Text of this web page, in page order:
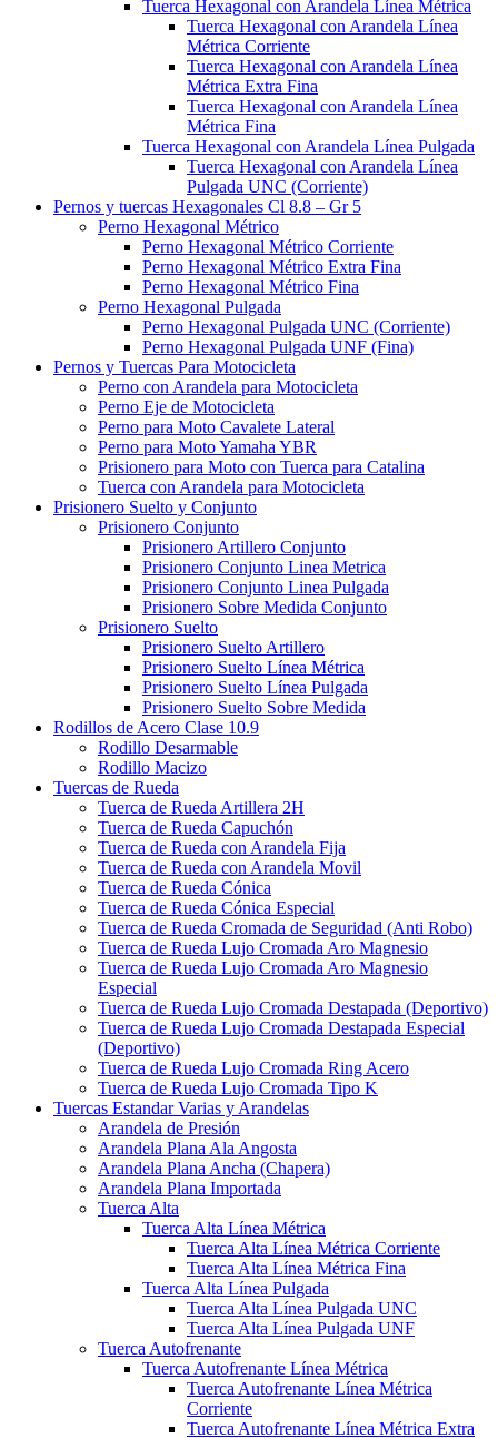
Tuerca Hexagonal con Arandela Línea Métrica
Tuerca Hexagonal con Arandela Línea
Métrica Corriente
Tuerca Hexagonal con Arandela Línea
Métrica Extra Fina
Tuerca Hexagonal con Arandela Línea
Métrica Fina
Tuerca Hexagonal con Arandela Línea Pulgada
Tuerca Hexagonal con Arandela Línea
Pulgada UNC (Corriente)
Pernos y tuercas Hexagonales Cl 8.8 – Gr 5
Perno Hexagonal Métrico
Perno Hexagonal Métrico Corriente
Perno Hexagonal Métrico Extra Fina
Perno Hexagonal Métrico Fina
Perno Hexagonal Pulgada
Perno Hexagonal Pulgada UNC (Corriente)
Perno Hexagonal Pulgada UNF (Fina)
Pernos y Tuercas Para Motocicleta
Perno con Arandela para Motocicleta
Perno Eje de Motocicleta
Perno para Moto Cavalete Lateral
Perno para Moto Yamaha YBR
Prisionero para Moto con Tuerca para Catalina
Tuerca con Arandela para Motocicleta
Prisionero Suelto y Conjunto
Prisionero Conjunto
Prisionero Artillero Conjunto
Prisionero Conjunto Linea Metrica
Prisionero Conjunto Linea Pulgada
Prisionero Sobre Medida Conjunto
Prisionero Suelto
Prisionero Suelto Artillero
Prisionero Suelto Línea Métrica
Prisionero Suelto Línea Pulgada
Prisionero Suelto Sobre Medida
Rodillos de Acero Clase 10.9
Rodillo Desarmable
Rodillo Macizo
Tuercas de Rueda
Tuerca de Rueda Artillera 2H
Tuerca de Rueda Capuchón
Tuerca de Rueda con Arandela Fija
Tuerca de Rueda con Arandela Movil
Tuerca de Rueda Cónica
Tuerca de Rueda Cónica Especial
Tuerca de Rueda Cromada de Seguridad (Anti Robo)
Tuerca de Rueda Lujo Cromada Aro Magnesio
Tuerca de Rueda Lujo Cromada Aro Magnesio
Especial
Tuerca de Rueda Lujo Cromada Destapada (Deportivo)
Tuerca de Rueda Lujo Cromada Destapada Especial
(Deportivo)
Tuerca de Rueda Lujo Cromada Ring Acero
Tuerca de Rueda Lujo Cromada Tipo K
Tuercas Estandar Varias y Arandelas
Arandela de Presión
Arandela Plana Ala Angosta
Arandela Plana Ancha (Chapera)
Arandela Plana Importada
Tuerca Alta
Tuerca Alta Línea Métrica
Tuerca Alta Línea Métrica Corriente
Tuerca Alta Línea Métrica Fina
Tuerca Alta Línea Pulgada
Tuerca Alta Línea Pulgada UNC
Tuerca Alta Línea Pulgada UNF
Tuerca Autofrenante
Tuerca Autofrenante Línea Métrica
Tuerca Autofrenante Línea Métrica
Corriente
Tuerca Autofrenante Línea Métrica Extra